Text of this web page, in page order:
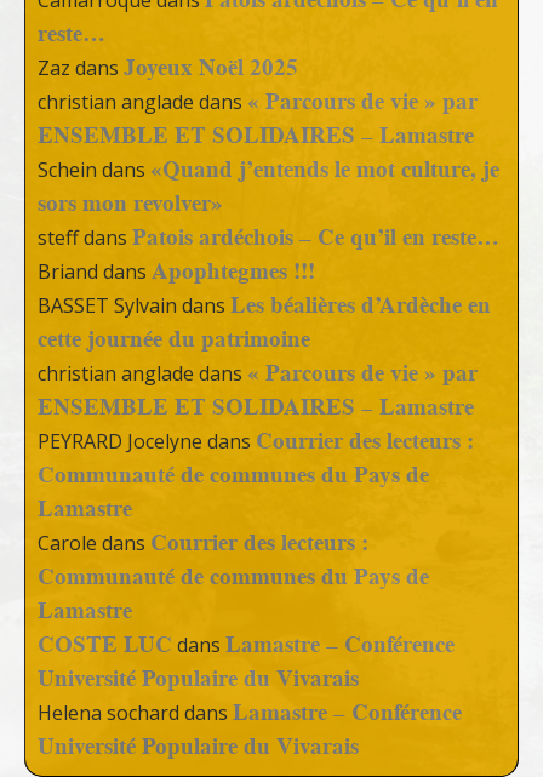
reste…
Zaz dans Joyeux Noël 2025
christian anglade dans « Parcours de vie » par
ENSEMBLE ET SOLIDAIRES – Lamastre
Schein dans «Quand j’entends le mot culture, je
sors mon revolver»
steffdans Patois ardéchois – Ce qu’il en reste…
Briand dans Apophtegmes !!!
BASSET Sylvain dans Les béalières d’Ardèche en
cette journée du patrimoine
christian anglade dans « Parcours de vie » par
ENSEMBLE ET SOLIDAIRES – Lamastre
PEYRARD Jocelyne dans Courrier des lecteurs :
Communauté de communes du Pays de
Lamastre
Carole dans Courrier des lecteurs :
Communauté de communes du Pays de
Lamastre
COSTE LUC dans Lamastre – Conférence
Université Populaire du Vivarais
Helena sochard dans Lamastre – Conférence
Université Populaire du Vivarais